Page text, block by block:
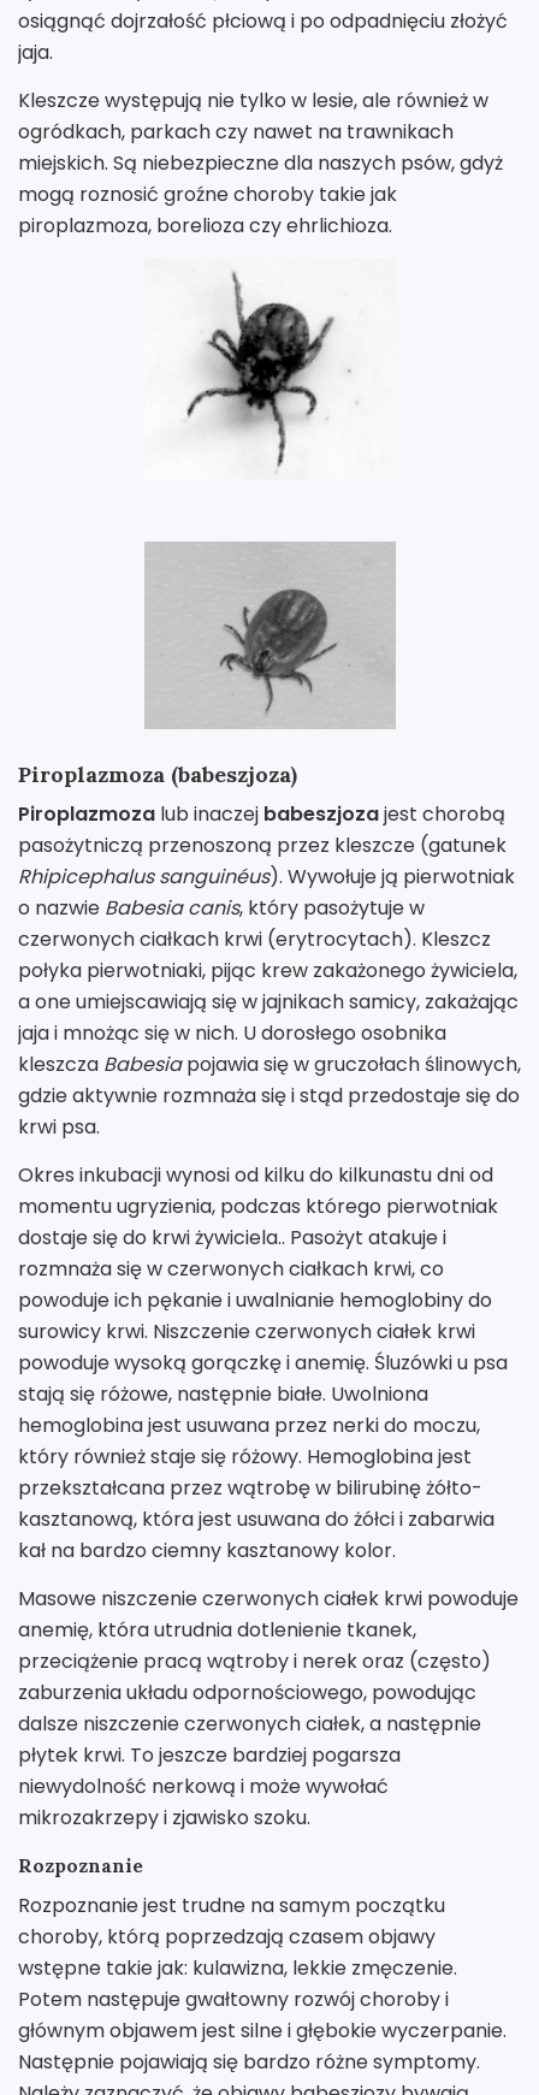
osiągnąć dojrzałość płciową i po odpadnięciu złożyć
jaja.
Kleszcze występują nie tylko w lesie, ale również w
ogródkach, parkach czy nawet na trawnikach
miejskich. Są niebezpieczne dla naszych psów, gdyż
mogą roznosić groźne choroby takie jak
piroplazmoza, borelioza czy ehrlichioza.
Piroplazmoza (babeszjoza)
Piroplazmoza lub inaczej babeszjozajest chorobą
pasożytniczą przenoszoną przez kleszcze (gatunek
Rhipicephalus sanguinéus). Wywołuje ją pierwotniak
o nazwie Babesia canis, który pasożytuje w
czerwonych ciałkach krwi (erytrocytach). Kleszcz
połyka pierwotniaki, pijąc krew zakażonego żywiciela,
a one umiejscawiają się w jajnikach samicy, zakażając
jaja i mnożąc się w nich. U dorosłego osobnika
kleszcza Babesiapojawia się w gruczołach ślinowych,
gdzie aktywnie rozmnaża się i stąd przedostaje się do
krwi psa.
Okres inkubacji wynosi od kilku do kilkunastu dni od
momentu ugryzienia, podczas którego pierwotniak
dostaje się do krwi żywiciela.. Pasożyt atakuje i
rozmnaża się w czerwonych ciałkach krwi, co
powoduje ich pękanie i uwalnianie hemoglobiny do
surowicy krwi. Niszczenie czerwonych ciałek krwi
powoduje wysoką gorączkę i anemię. Śluzówki u psa
stają się różowe, następnie białe. Uwolniona
hemoglobina jest usuwana przez nerki do moczu,
który również staje się różowy. Hemoglobina jest
przekształcana przez wątrobę w bilirubinę żółto-
kasztanową, która jest usuwana do żółci i zabarwia
kał na bardzo ciemny kasztanowy kolor.
Masowe niszczenie czerwonych ciałek krwi powoduje
anemię, która utrudnia dotlenienie tkanek,
przeciążenie pracą wątroby i nerek oraz (często)
zaburzenia układu odpornościowego, powodując
dalsze niszczenie czerwonych ciałek, a następnie
płytek krwi. To jeszcze bardziej pogarsza
niewydolność nerkową i może wywołać
mikrozakrzepy i zjawisko szoku.
Rozpoznanie
Rozpoznanie jest trudne na samym początku
choroby, którą poprzedzają czasem objawy
wstępne takie jak: kulawizna, lekkie zmęczenie.
Potem następuje gwałtowny rozwój choroby i
głównym objawem jest silne i głębokie wyczerpanie.
Następnie pojawiają się bardzo różne symptomy.